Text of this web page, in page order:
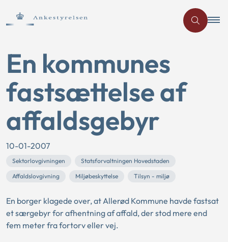
En kommunes
fastsættelse af
affaldsgebyr
10-01-2007
Sektorlovgivningen
Statsforvaltningen Hovedstaden
Affaldslovgivning
Miljøbeskyttelse Tilsyn - miljø
En borger klagede over, at Allerød Kommune havde fastsat
et særgebyr for afhentning af affald, der stod mere end
fem meter fra fortorv eller vej.